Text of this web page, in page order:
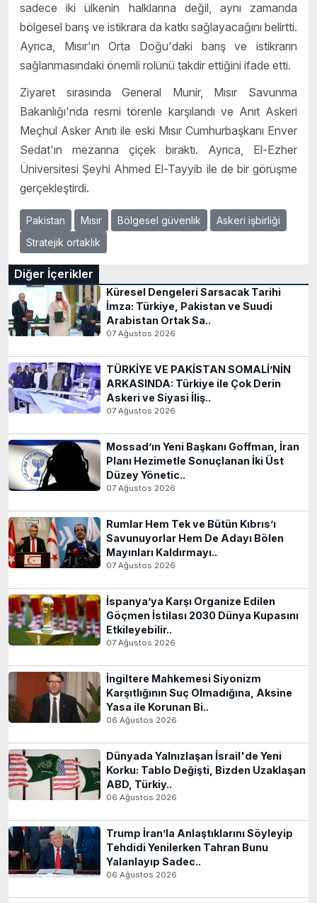
sadece iki ülkenin halklarına değil, aynı zamanda
bölgesel barış ve istikrara da katkı sağlayacağını belirtti.
Ayrıca, Mısır'ın Orta Doğu'daki barış ve istikrarın
sağlanmasındaki önemli rolünü takdir ettiğini ifade etti.
Ziyaret sırasında General Munir, Mısır Savunma
Bakanlığı'nda resmi törenle karşılandı ve Anıt Askeri
Meçhul Asker Anıtı ile eski Mısır Cumhurbaşkanı Enver
Sedat'ın mezarına çiçek bıraktı. Ayrıca, El-Ezher
Üniversitesi Şeyhi Ahmed El-Tayyib ile de bir görüşme
gerçekleştirdi.
Pakistan Mısır Bölgesel güvenlik
Askeri işbirliği
Stratejik ortaklık
Diğer İçerikler
Küresel Dengeleri Sarsacak Tarihi
İmza: Türkiye, Pakistan ve Suudi
Arabistan Ortak Sa..
07 Ağustos 2026
TÜRKİYE VE PAKİSTAN SOMALİ’NİN
ARKASINDA: Türkiye ile Çok Derin
Askeri ve Siyasi İliş..
07 Ağustos 2026
Mossad’ın Yeni Başkanı Goffman, İran
Planı Hezimetle Sonuçlanan İki Üst
Düzey Yönetic..
07 Ağustos 2026
Rumlar Hem Tek ve Bütün Kıbrıs’ı
Savunuyorlar Hem De Adayı Bölen
Mayınları Kaldırmayı..
07 Ağustos 2026
İspanya’ya Karşı Organize Edilen
Göçmen İstilası 2030 Dünya Kupasını
Etkileyebilir..
07 Ağustos 2026
İngiltere Mahkemesi Siyonizm
Karşıtlığının Suç Olmadığına, Aksine
Yasa ile Korunan Bi..
06 Ağustos 2026
Dünyada Yalnızlaşan İsrail'de Yeni
Korku: Tablo Değişti, Bizden Uzaklaşan
ABD, Türkiy..
06 Ağustos 2026
Trump İran’la Anlaştıklarını Söyleyip
Tehdidi Yenilerken Tahran Bunu
Yalanlayıp Sadec..
06 Ağustos 2026